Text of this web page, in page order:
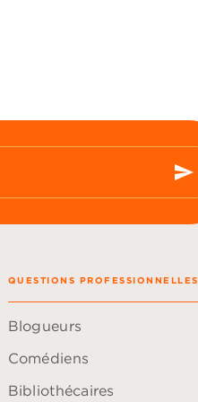
send
QUESTIONS PROFESSIONNELLES
Blogueurs
Comédiens
Bibliothécaires